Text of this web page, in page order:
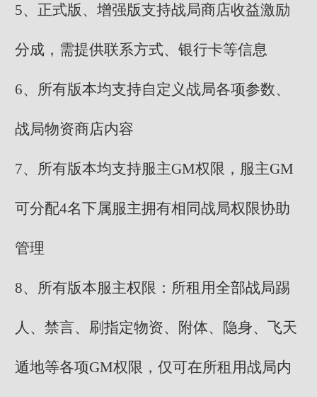
5、正式版、增强版支持战局商店收益激励
分成，需提供联系方式、银行卡等信息
6、所有版本均支持自定义战局各项参数、
战局物资商店内容
7、所有版本均支持服主GM权限，服主GM
可分配4名下属服主拥有相同战局权限协助
管理
8、所有版本服主权限：所租用全部战局踢
人、禁言、刷指定物资、附体、隐身、飞天
遁地等各项GM权限，仅可在所租用战局内